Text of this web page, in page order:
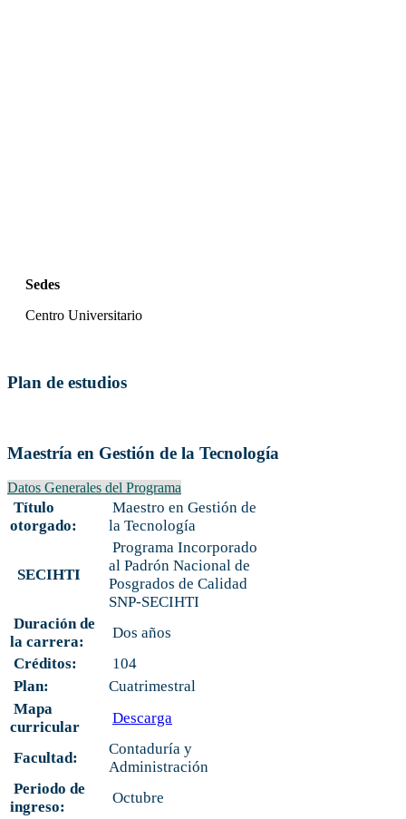
Sedes
Centro Universitario
Plan de estudios
Maestría en Gestión de la Tecnología
Datos Generales del Programa
Título
otorgado:
Maestro en Gestión de
la Tecnología
SECIHTI
Programa Incorporado
al Padrón Nacional de
Posgrados de Calidad
SNP-SECIHTI
Duración de
la carrera:
Dos años
Créditos:
104
Plan:
Cuatrimestral
Mapa
curricular
Descarga
Facultad:
Contaduría y
Administración
Periodo de
ingreso:
Octubre